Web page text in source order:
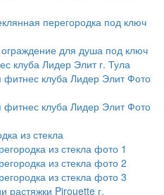
перегородка под ключ
для душа под ключ
клуба Лидер Элит г. Тула
фитнес клуба Лидер Элит Фото
фитнес клуба Лидер Элит Фото
из стекла
из стекла фото 1
из стекла фото 2
из стекла фото 3
растяжки Pirouette г.